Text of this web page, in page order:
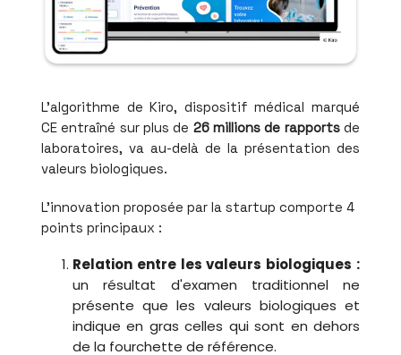
L'algorithme de Kiro, dispositif médical marqué
CE entraîné sur plus de 26 millions de rapportsde
laboratoires, va au-delà de la présentation des
valeurs biologiques.
L'innovation proposée par la startup comporte 4
points principaux :
Relation entre les valeurs biologiques :
un résultat d'examen traditionnel ne
présente que les valeurs biologiques et
indique en gras celles qui sont en dehors
de la fourchette de référence.